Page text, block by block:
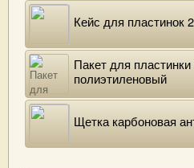
Кейс для пластинок
Пакет для
полиэтиленовый
Щетка карбоновая